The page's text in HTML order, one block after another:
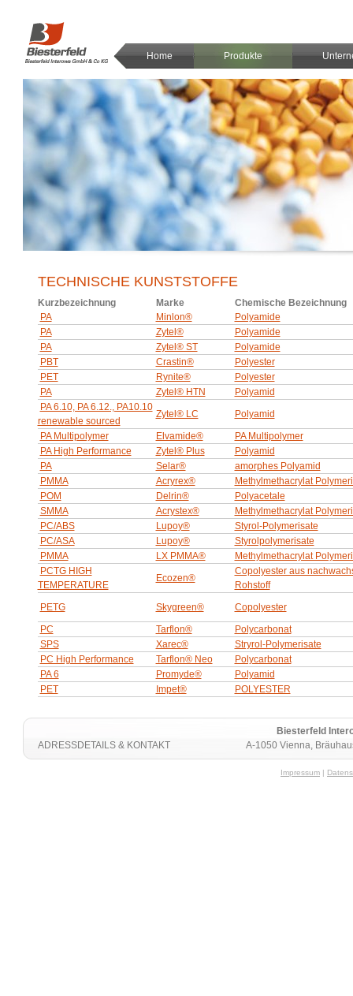
Home Produkte
TECHNISCHE KUNSTSTOFFE
Kurzbezeichnung Marke
Chemische Bezeichnung
PA
Minlon®
Polyamide
PA
Zytel®
Polyamide
PA
Zytel® ST
Polyamide
PBT
Crastin®
Polyester
PET
Rynite®
Polyester
PA
Zytel® HTN
Polyamid
PA 6.10, PA 6.12., PA10.10
renewable sourced
Zytel® LC
Polyamid
PA Multipolymer
Elvamide®
PA Multipolymer
PA High Performance
Zytel® Plus
Polyamid
PA
Selar®
amorphes Polyamid
PMMA
Acryrex®
Methylmethacrylat
POM
Delrin®
Polyacetale
SMMA
Acrystex®
Methylmethacrylat
PC/ABS
Lupoy®
Styrol-Polymerisate
PC/ASA
Lupoy®
Styrolpolymerisate
PMMA
LX PMMA®
Methylmethacrylat
PCTG HIGH
TEMPERATURE
Ecozen®
Copolyester aus
Rohstoff
PETG
Skygreen®
Copolyester
PC
Tarflon®
Polycarbonat
SPS
Xarec®
Stryrol-Polymerisate
PC High Performance
Tarflon® Neo
Polycarbonat
PA 6
Promyde®
Polyamid
PET
Impet® POLYESTER
Biesterfeld
A-1050 Vienna,
ADRESSDETAILS & KONTAKT
Impressum |